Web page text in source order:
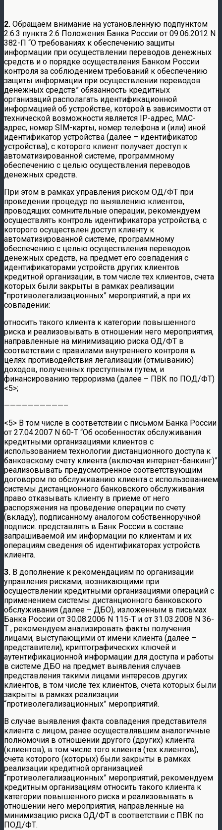
2. Обращаем внимание на установленную подпунктом
2.6.3 пункта 2.6 Положения Банка России от 09.06.2012 N
382-П “О требованиях к обеспечению защиты
информации при осуществлении переводов денежных
средств и о порядке осуществления Банком России
контроля за соблюдением требований к обеспечению
защиты информации при осуществлении переводов
денежных средств” обязанность кредитных
организаций располагать идентификационной
информацией об устройстве, которой в зависимости от
технической возможности является IP-адрес, MAC-
адрес, номер SIM-карты, номер телефона и (или) иной
идентификатор устройства (далее – идентификатор
устройства), с которого клиент получает доступ к
автоматизированной системе, программному
обеспечению с целью осуществления переводов
денежных средств.
При этом в рамках управления риском ОД/ФТ при
проведении процедур по выявлению клиентов,
проводящих сомнительные операции, рекомендуем
осуществлять контроль идентификатора устройства, с
которого осуществлен доступ клиенту к
автоматизированной системе, программному
обеспечению с целью осуществления переводов
денежных средств, на предмет его совпадения с
идентификаторами устройств других клиентов
кредитной организации, в том числе тех клиентов, счета
которых были закрыты в рамках реализации
“противолегализационных” мероприятий, а при их
совпадении:
относить такого клиента к категории повышенного
риска и реализовывать в отношении него мероприятия,
направленные на минимизацию риска ОД/ФТ в
соответствии с правилами внутреннего контроля в
целях противодействия легализации (отмыванию)
доходов, полученных преступным путем, и
финансированию терроризма (далее – ПВК по ПОД/ФТ)
<5>;
——————————–
<5> В том числе в соответствии с письмом Банка России
от 27.04.2007 N 60-Т “Об особенностях обслуживания
кредитными организациями клиентов с
использованием технологии дистанционного доступа к
банковскому счету клиента (включая интернет-банкинг)”
реализовывать предусмотренное соответствующим
договором по обслуживанию клиента с использованием
системы дистанционного банковского обслуживания
право отказывать клиенту в приеме от него
распоряжения на проведение операции по счету
(вкладу), подписанному аналогом собственноручной
подписи. представлять в Банк России в составе
запрашиваемой им информации по клиентам и их
операциям сведения об идентификаторах устройств
клиента.
3. В дополнение к рекомендациям по организации
управления рисками, возникающими при
осуществлении кредитными организациями операций с
применением системы дистанционного банковского
обслуживания (далее – ДБО), изложенным в письмах
Банка России от 30.08.2006 N 115-Т и от 31.03.2008 N 36-
Т , рекомендуем анализировать факты получения
лицами, выступающими от имени клиента (далее –
представители), криптографических ключей и
аутентификационной информации для доступа и работы
в системе ДБО на предмет выявления случаев
представления такими лицами интересов других
клиентов, в том числе тех клиентов, счета которых были
закрыты в рамках реализации
“противолегализационных” мероприятий.
В случае выявления факта совпадения представителя
клиента с лицом, ранее осуществлявшим аналогичные
полномочия в отношении другого (других) клиента
(клиентов), в том числе того клиента (тех клиентов),
счета которого (которых) были закрыты в рамках
реализации кредитной организацией
“противолегализационных” мероприятий, рекомендуем
кредитным организациям относить такого клиента к
категории повышенного риска и реализовывать в
отношении него мероприятия, направленные на
минимизацию риска ОД/ФТ в соответствии с ПВК по
ПОД/ФТ.